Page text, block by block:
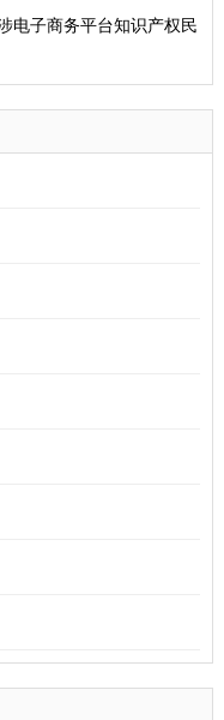
电子商务平台知识产权民